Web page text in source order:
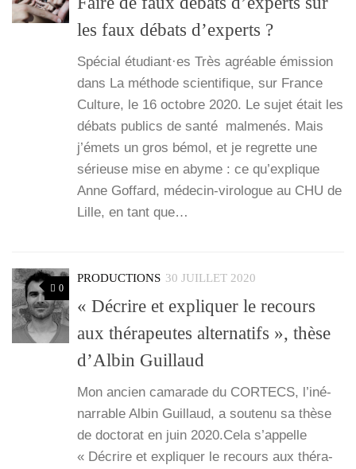
les faux débats d’experts ?
Spé­cial étudiant·es Très agréable émis­sion
dans La méthode scien­ti­fique, sur France
Culture, le 16 octobre 2020. Le sujet était les
débats publics de san­té mal­me­nés. Mais
j’é­mets un gros bémol, et je regrette une
sérieuse mise en abyme : ce qu’ex­plique
Anne Gof­fard, méde­­cin-viro­­logue au CHU de
Lille, en tant que…
0
PRODUCTIONS 30 JUILLET 2020
« Décrire et expliquer le recours
aux thérapeutes alternatifs », thèse
d’Albin Guillaud
Mon ancien cama­rade du CORTECS, l’i­né­
nar­rable Albin Guillaud, a sou­te­nu sa thèse
de doc­to­rat en juin 2020.Cela s’ap­pelle
« Décrire et expli­quer le recours aux thé­ra­